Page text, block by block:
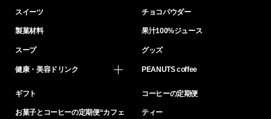
スイーツ チョコパウダー
製菓材料 果汁100%ジュース
スープ グッズ
健康・美容ドリンク PEANUTS coffee
ギフト コーヒーの定期便
お菓子とコーヒーの定期便“カフェ
ティー